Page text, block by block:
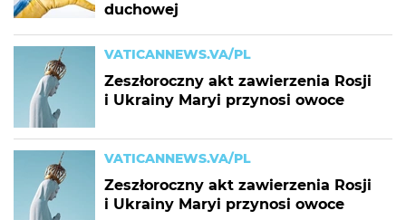
duchowej
VATICANNEWS.VA/PL
Zeszłoroczny akt zawierzenia Rosji
i Ukrainy Maryi przynosi owoce
VATICANNEWS.VA/PL
Zeszłoroczny akt zawierzenia Rosji
i Ukrainy Maryi przynosi owoce